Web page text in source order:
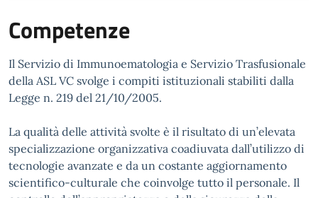
Competenze
Il Servizio di Immunoematologia e Servizio Trasfusionale
della ASL VC svolge i compiti istituzionali stabiliti dalla
Legge n. 219 del 21/10/2005.
La qualità delle attività svolte è il risultato di un’elevata
specializzazione organizzativa coadiuvata dall’utilizzo di
tecnologie avanzate e da un costante aggiornamento
scientifico-culturale che coinvolge tutto il personale. Il